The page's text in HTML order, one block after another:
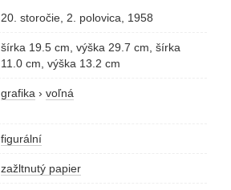
20. storočie, 2. polovica, 1958
šírka 19.5 cm, výška 29.7 cm, šírka
11.0 cm, výška 13.2 cm
grafika › voľná
figurální
zažltnutý papier